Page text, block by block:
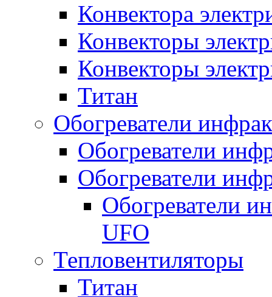
Конвектора
Конвекторы
Конвекторы
Титан
Обогреватели
Обогреватели
Обогреватели
Обогреватели
UFO
Тепловентиляторы
Титан